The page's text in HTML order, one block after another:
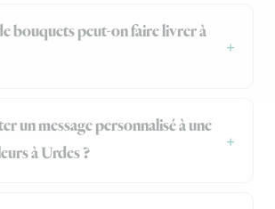
bouquets peut-on faire livrer à
un message personnalisé à une
à Urdes ?